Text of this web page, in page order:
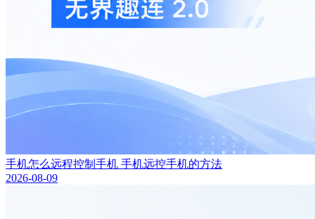
手机怎么远程控制手机 手机远控手机的方法
2026-08-09